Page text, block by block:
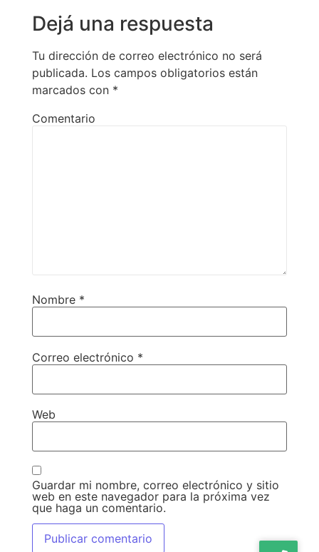
Dejá una respuesta
Tu dirección de correo electrónico no será
publicada. Los campos obligatorios están
marcados con *
Comentario
Nombre *
Correo electrónico *
Web
Guardar mi nombre, correo electrónico y sitio
web en este navegador para la próxima vez
que haga un comentario.